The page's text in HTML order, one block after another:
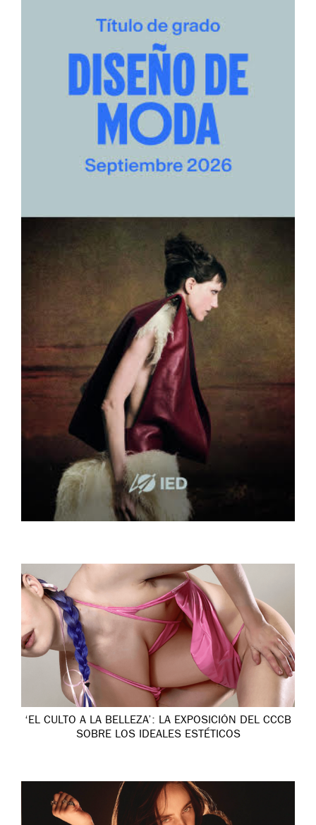
‘EL CULTO A LA BELLEZA’: LA EXPOSICIÓN DEL CCCB
SOBRE LOS IDEALES ESTÉTICOS